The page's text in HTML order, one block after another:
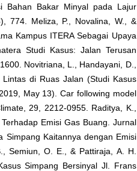
Bahan Bakar Minyal pada Lajur
774. Meliza, P., Novalina, W., &
Kampus ITERA Sebagai Upaya
Studi Kasus: Jalan Terusan
Novitriana, L., Handayani, D.,
di Ruas Jalan (Studi Kasus
May 13). Car following model
29, 2212-0955. Raditya, K.,
Emisi Gas Buang. Jurnal
Simpang Kaitannya dengan Emisi
Semiun, O. E., & Pattiraja, A. H.
Simpang Bersinyal Jl. Frans